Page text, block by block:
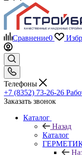
Сравнение0
Телефоны
+7 (8352) 73-26-26
Заказать звонок
Каталог
Назад
Каталог